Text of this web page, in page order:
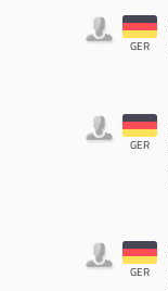
GER
GER
GER